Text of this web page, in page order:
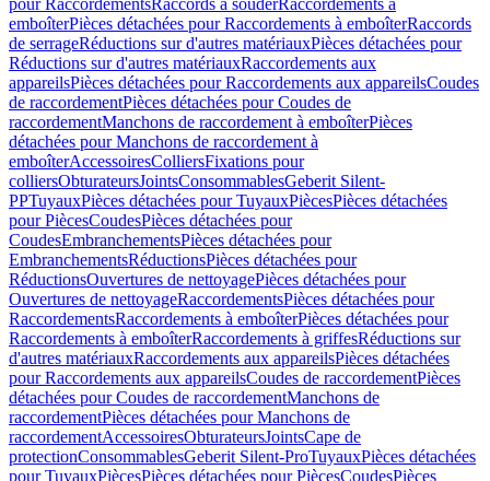
pour RaccordementsRaccords à souderRaccordements à
emboîterPièces détachées pour Raccordements à emboîterRaccords
de serrageRéductions sur d'autres matériauxPièces détachées pour
Réductions sur d'autres matériauxRaccordements aux
appareilsPièces détachées pour Raccordements aux appareilsCoudes
de raccordementPièces détachées pour Coudes de
raccordementManchons de raccordement à emboîterPièces
détachées pour Manchons de raccordement à
emboîterAccessoiresColliersFixations pour
colliersObturateursJointsConsommablesGeberit Silent-
PPTuyauxPièces détachées pour TuyauxPiècesPièces détachées
pour PiècesCoudesPièces détachées pour
CoudesEmbranchementsPièces détachées pour
EmbranchementsRéductionsPièces détachées pour
RéductionsOuvertures de nettoyagePièces détachées pour
Ouvertures de nettoyageRaccordementsPièces détachées pour
RaccordementsRaccordements à emboîterPièces détachées pour
Raccordements à emboîterRaccordements à griffesRéductions sur
d'autres matériauxRaccordements aux appareilsPièces détachées
pour Raccordements aux appareilsCoudes de raccordementPièces
détachées pour Coudes de raccordementManchons de
raccordementPièces détachées pour Manchons de
raccordementAccessoiresObturateursJointsCape de
protectionConsommablesGeberit Silent-ProTuyauxPièces détachées
pour TuyauxPiècesPièces détachées pour PiècesCoudesPièces